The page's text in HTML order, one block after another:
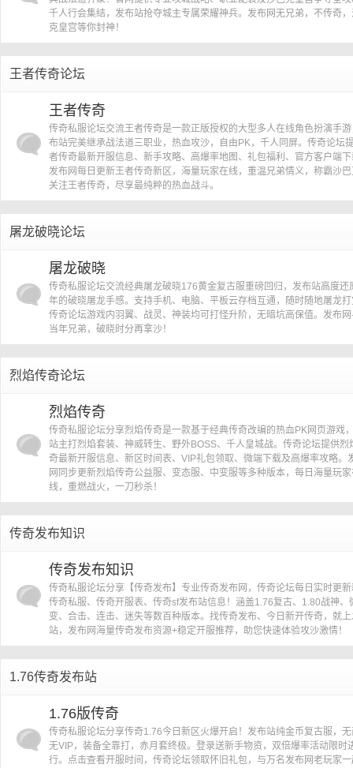
千人行会集结，发布站抢夺城主专属荣耀神兵。发布网无兄弟，不传奇
克皇宫等你封神！
王者传奇论坛
王者传奇
传奇私服论坛交流王者传奇是一款正版授权的大型多人在线角色扮演手
布站完美继承战法道三职业，热血攻沙，自由PK，千人同屏。传奇论坛
者传奇最新开服信息、新手攻略、高爆率地图、礼包福利、官方客户端
发布网每日更新王者传奇新区，海量玩家在线，重温兄弟情义，称霸沙
关注王者传奇，尽享最纯粹的热血战斗。
屠龙破晓论坛
屠龙破晓
传奇私服论坛交流经典屠龙破晓176黄金复古服重磅回归，发布站高度还
年的破晓屠龙手感。支持手机、电脑、平板云存档互通，随时随地屠龙
传奇论坛游戏内羽翼、战灵、神装均可打怪升阶，无暗坑高保值。发布
当年兄弟，破晓时分再拿沙！
烈焰传奇论坛
烈焰传奇
传奇私服论坛分享烈焰传奇是一款基于经典传奇改编的热血PK网页游戏
站主打烈焰套装、神威转生、野外BOSS、千人皇城战。传奇论坛提供烈
奇最新开服信息、新区时间表、VIP礼包领取、微端下载及高爆率攻略。
网同步更新烈焰传奇公益服、变态服、中变服等多种版本，每日海量玩
线，重燃战火，一刀秒杀！
传奇发布知识
传奇发布知识
传奇私服论坛分享【传奇发布】专业传奇发布网，传奇论坛每日实时更
传奇私服、传奇开服表、传奇sf发布站信息！涵盖1.76复古、1.80战神、
变、合击、连击、迷失等数百种版本。找传奇发布、今日新开传奇，就
站，发布网海量传奇发布资源+稳定开服推荐，助您快速体验攻沙激情！
1.76传奇发布站
1.76版传奇
传奇私服论坛分享传奇1.76今日新区火爆开启！发布站纯金币复古服，
无VIP，装备全靠打，赤月套终极。登录送新手物资，双倍爆率活动限时
行。点击查看开服时间，传奇论坛领取怀旧礼包，与万名发布网老玩家